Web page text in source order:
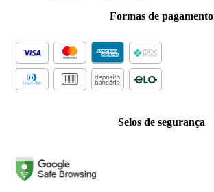
Formas de pagamento
Selos de segurança